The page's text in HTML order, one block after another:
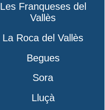
Les Franqueses del
Vallès
La Roca del Vallès
Begues
Sora
Lluçà